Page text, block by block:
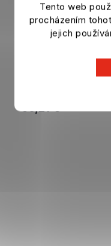
Tento web
procházením
jejich
Dětská mikina
56,21 €